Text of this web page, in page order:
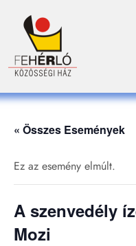
« Összes Események
Ez az esemény elmúlt.
A szenvedély
Mozi